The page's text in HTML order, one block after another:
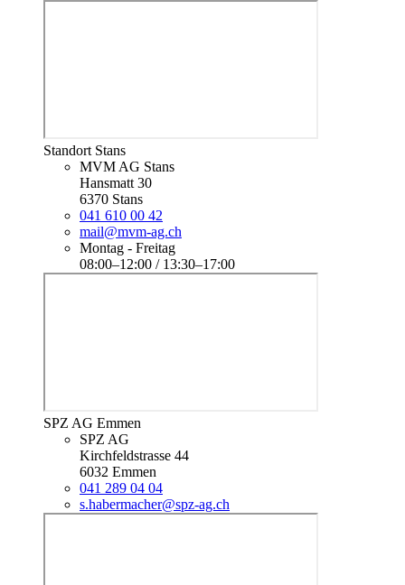
Standort Stans
MVM AG Stans
Hansmatt 30
6370 Stans
041 610 00 42
mail@mvm-ag.ch
Montag - Freitag
08:00–12:00 / 13:30–17:00
SPZ AG Emmen
SPZ AG
Kirchfeldstrasse 44
6032 Emmen
041 289 04 04
s.habermacher@spz-ag.ch